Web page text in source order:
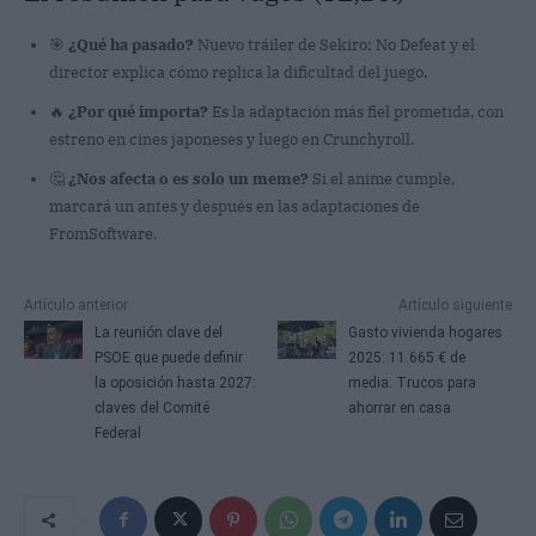
🎯 ¿Qué ha pasado? Nuevo tráiler de Sekiro: No Defeat y el
director explica cómo replica la dificultad del juego.
🔥 ¿Por qué importa? Es la adaptación más fiel prometida, con
estreno en cines japoneses y luego en Crunchyroll.
🤔¿Nos afecta o es solo un meme? Si el anime cumple,
marcará un antes y después en las adaptaciones de
FromSoftware.
Artículo anterior
La reunión clave del
PSOE que puede definir
la oposición hasta 2027:
claves del Comité
Federal
Artículo siguiente
Gasto vivienda hogares
2025: 11.665 € de
media. Trucos para
ahorrar en casa